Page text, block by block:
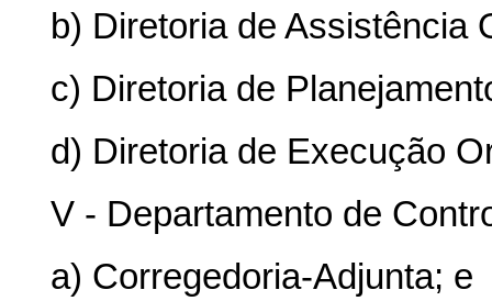
b) Diretoria de Assistência
c) Diretoria de
d) Diretoria de Execução
V - Departamento de
a) Corregedoria-Adjunta; e